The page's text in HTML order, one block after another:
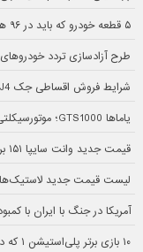
۵ قطعه خودرو که باید در ۹۶ هزار کیلومتر عوض کنید
طرح آزادسازی تردد
شرایط فروش اقساطی جک J4 کرمان موتور در مرداد 1405
یاماها GTS1000؛ موتورسیکلتی که جلوتر از زمانش بود و مسیر آینده را هموار کرد
قیمت جدید وانت سایپا ۱۵۱ برای مصرف‌کننده در مرداد ۱۴۰۵ اعلام شد
لیست قیمت جدید لاستیک‌های
آمریکا در جنگ با ایران با
۱۰ بازی برتر پلی‌استیشن ۱ که در تاریخ ماندگار شدند